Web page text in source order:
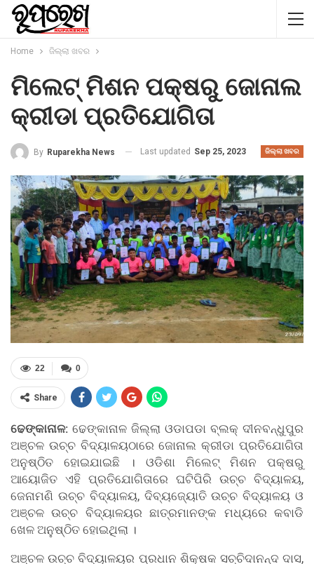
Home ଜିଲ୍ଲା ଖବର
ମିଲେଟ୍ ମିଶନ ପକ୍ଷରୁ ଜୋନାଲ
କ୍ରୀଡା ପ୍ରତିଯୋଗିତା
ଜିଲ୍ଲା ଖବର
By Ruparekha News Last updated Sep 25, 2023
0
22
Share
ଢେଙ୍କାନାଳ: ଢେଙ୍କାନାଳ ଜିଲ୍ଲା ଓଡାପଡା ବ୍ଲକ୍ ଦୀନବନ୍ଧୁପୁର
ଅଞ୍ଚଳ ଉଚ୍ଚ ବିଦ୍ୟାଳୟଠାରେ ଜୋନାଲ କ୍ରୀଡା ପ୍ରତିଯୋଗିତା
ଅନୁଷ୍ଠିତ ହୋଇଯାଇଛି । ଓଡିଶା ମିଲେଟ୍ ମିଶନ ପକ୍ଷରୁ
ଆୟୋଜିତ ଏହି ପ୍ରତିଯୋଗିତାରେ ଘଟିପିରି ଉଚ୍ଚ ବିଦ୍ୟାଳୟ,
ଜେନାମଣି ଉଚ୍ଚ ବିଦ୍ୟାଳୟ, ଦିବ୍ୟଜ୍ୟୋତି ଉଚ୍ଚ ବିଦ୍ୟାଳୟ ଓ
ଅଞ୍ଚଳ ଉଚ୍ଚ ବିଦ୍ୟାଳୟର ଛାତ୍ରମାନଙ୍କ ମଧ୍ୟରେ କବାଡି
ଖେଳ ଅନୁଷ୍ଠିତ ହୋଇଥିଲା ।
ଅଞ୍ଚଳ ଉଚ୍ଚ ବିଦ୍ୟାଳୟର ପ୍ରଧାନ ଶିକ୍ଷକ ସଚ୍ଚିଦାନନ୍ଦ ଦାସ,